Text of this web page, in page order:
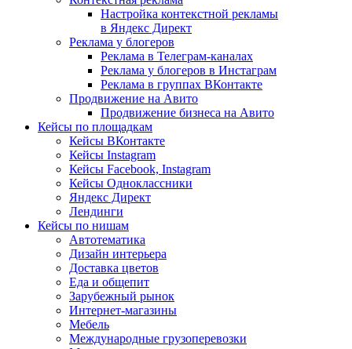
Настройка контекстной рекламы
в Яндекс Директ
Реклама у блогеров
Реклама в Телеграм-каналах
Реклама у блогеров в Инстаграм
Реклама в группах ВКонтакте
Продвижение на Авито
Продвижение бизнеса на Авито
Кейсы по площадкам
Кейсы ВКонтакте
Кейсы Instagram
Кейсы Facebook, Instagram
Кейсы Одноклассники
Яндекс Директ
Лендинги
Кейсы по нишам
Автотематика
Дизайн интерьера
Доставка цветов
Еда и общепит
Зарубежный рынок
Интернет-магазины
Мебель
Международные грузоперевозки